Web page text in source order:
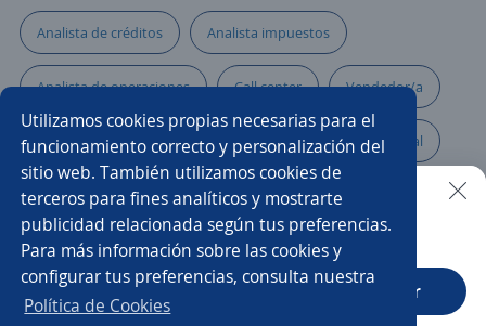
Utilizamos cookies propias necesarias para el
funcionamiento correcto y personalización del
sitio web. También utilizamos cookies de
terceros para fines analíticos y mostrarte
publicidad relacionada según tus preferencias.
Para más información sobre las cookies y
configurar tus preferencias, consulta nuestra
Política de Cookies
Analista de créditos Analista impuestos
Analista de operaciones Call center Vendedor/a
Analista contable Analista Ejecutivo/a comercial
Asesor/a comercial freelance Auxiliar administrativo/a
Bachiller Asesor seguridad
Auxiliares de enfermería
Buscar es más fácil en la app
CT App Abrir